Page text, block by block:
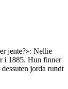
jente?»: Nellie
i 1885. Hun finner
jorda rundt